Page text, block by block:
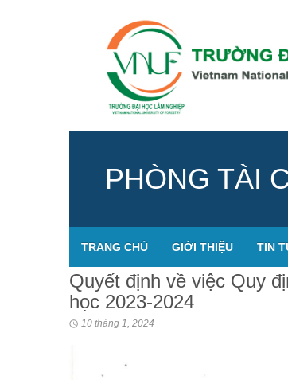
PHÒNG TÀI
TRANG CHỦ GIỚI THIỆU TIN
Quyết định về việc Quy
học 2023-2024
10 tháng 1, 2024